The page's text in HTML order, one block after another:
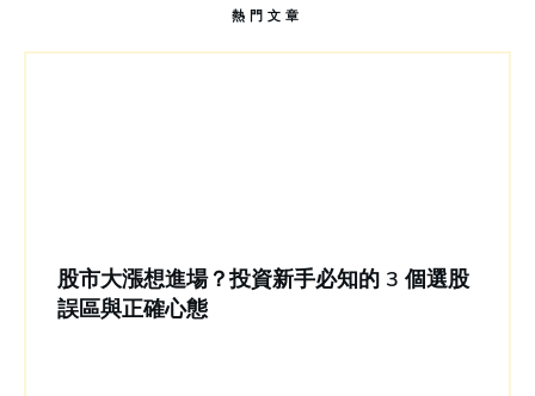
熱門文章
股市大漲想進場？投資新手必知的 3 個選股
誤區與正確心態